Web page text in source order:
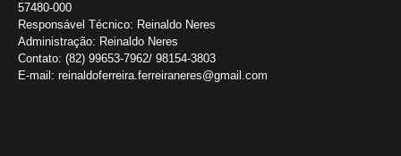
57480-000
Responsável Técnico: Reinaldo Neres
Administração: Reinaldo Neres
Contato: (82) 99653-7962/ 98154-3803
E-mail: reinaldoferreira.ferreiraneres@gmail.com